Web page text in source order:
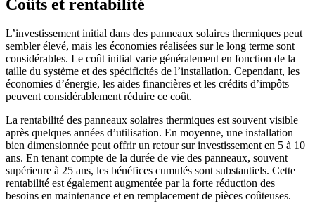
Coûts et rentabilité
L’investissement initial dans des panneaux solaires thermiques peut
sembler élevé, mais les économies réalisées sur le long terme sont
considérables. Le coût initial varie généralement en fonction de la
taille du système et des spécificités de l’installation. Cependant, les
économies d’énergie, les aides financières et les crédits d’impôts
peuvent considérablement réduire ce coût.
La rentabilité des panneaux solaires thermiques est souvent visible
après quelques années d’utilisation. En moyenne, une installation
bien dimensionnée peut offrir un retour sur investissement en 5 à 10
ans. En tenant compte de la durée de vie des panneaux, souvent
supérieure à 25 ans, les bénéfices cumulés sont substantiels. Cette
rentabilité est également augmentée par la forte réduction des
besoins en maintenance et en remplacement de pièces coûteuses.